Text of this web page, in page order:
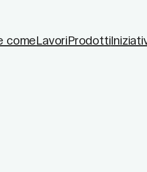
comeLavoriProdotti